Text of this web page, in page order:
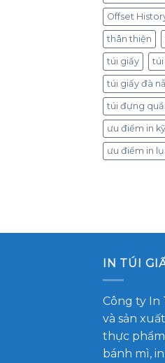
Offset
thân thiện
túi giấy túi
túi giấy đà
túi đựng
ưu điểm in
ưu điểm in
IN TÚI
Công ty In
và sản
thực
bánh mì,